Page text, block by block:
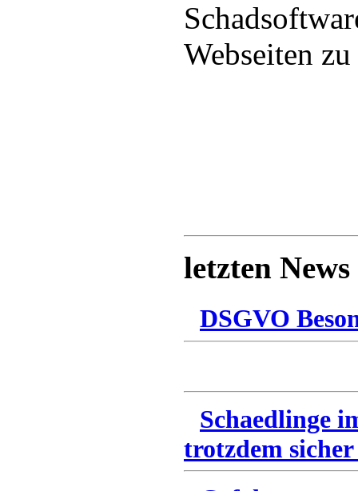
Webseiten
letzten News
DSGVO
Schaedlinge
trotzdem